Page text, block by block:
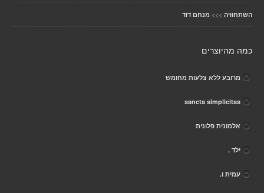
השתחוויה >>> מנחם דוד
כמה מהיוצרים
מרובע ללא צלעות מחומש
sancta simplicitas
אלמונית פלונית
ילד .
עמית ו.